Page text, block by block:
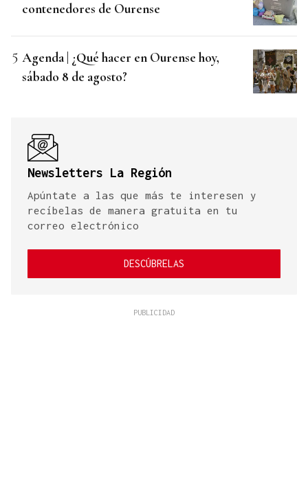
contenedores de Ourense
Agenda | ¿Qué hacer en Ourense hoy,
sábado 8 de agosto?
Newsletters La Región
Apúntate a las que más te interesen y
recíbelas de manera gratuita en tu
correo electrónico
DESCÚBRELAS